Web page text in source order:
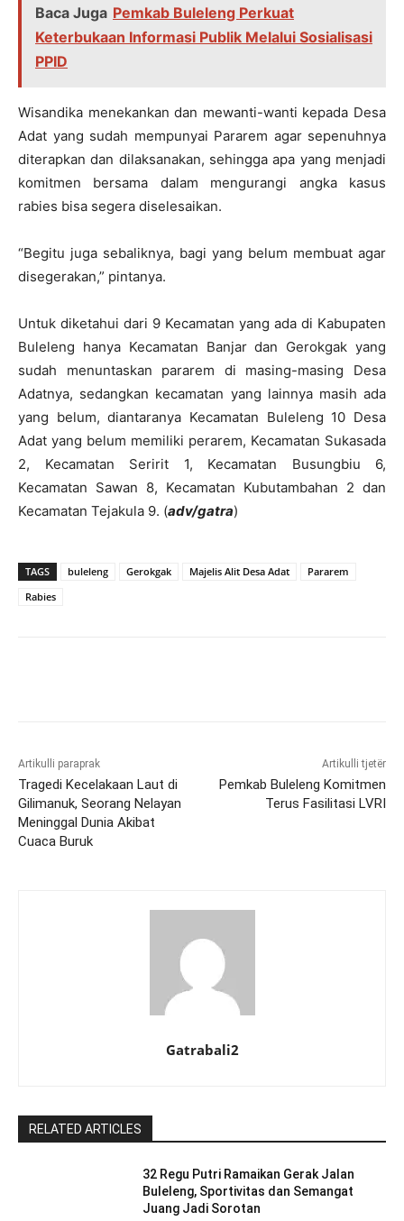
Baca Juga Pemkab Buleleng Perkuat
Keterbukaan Informasi Publik Melalui Sosialisasi
PPID
Wisandika menekankan dan mewanti-wanti kepada Desa
Adat yang sudah mempunyai Pararem agar sepenuhnya
diterapkan dan dilaksanakan, sehingga apa yang menjadi
komitmen bersama dalam mengurangi angka kasus
rabies bisa segera diselesaikan.
“Begitu juga sebaliknya, bagi yang belum membuat agar
disegerakan,” pintanya.
Untuk diketahui dari 9 Kecamatan yang ada di Kabupaten
Buleleng hanya Kecamatan Banjar dan Gerokgak yang
sudah menuntaskan pararem di masing-masing Desa
Adatnya, sedangkan kecamatan yang lainnya masih ada
yang belum, diantaranya Kecamatan Buleleng 10 Desa
Adat yang belum memiliki perarem, Kecamatan Sukasada
2, Kecamatan Seririt 1, Kecamatan Busungbiu 6,
Kecamatan Sawan 8, Kecamatan Kubutambahan 2 dan
Kecamatan Tejakula 9. (adv/gatra)
TAGS buleleng Gerokgak Majelis Alit Desa Adat
Pararem
Rabies
Artikulli paraprak
Tragedi Kecelakaan Laut di
Gilimanuk, Seorang Nelayan
Meninggal Dunia Akibat
Cuaca Buruk
Artikulli tjetër
Pemkab Buleleng Komitmen
Terus Fasilitasi LVRI
Gatrabali2
RELATED ARTICLES
32 Regu Putri Ramaikan Gerak Jalan
Buleleng, Sportivitas dan Semangat
Juang Jadi Sorotan